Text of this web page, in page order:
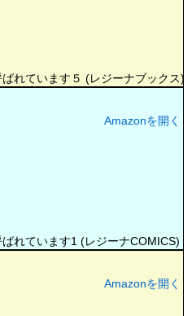
れています５ (レジーナブックス)
れています1 (レジーナCOMICS)
Amazonを開く
Amazonを開く